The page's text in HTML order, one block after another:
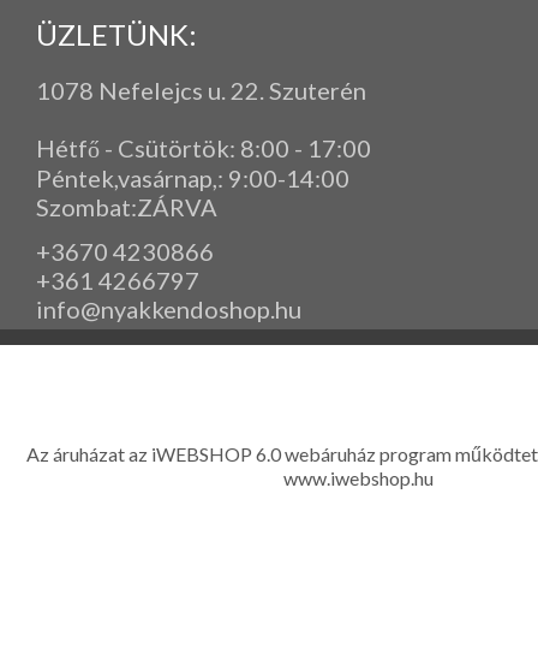
ÜZLETÜNK:
1078 Nefelejcs u. 22. Szuterén
Hétfő - Csütörtök: 8:00 - 17:00
Péntek,vasárnap, : 9:00-14:00
Szombat:ZÁRVA
+3670 4230866
+361 4266797
info@nyakkendoshop.hu
Az áruházat az iWEBSHOP 6.0 webáruház program
www.iwebshop.hu